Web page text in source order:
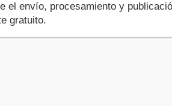
el envío, procesamiento y
gratuito.